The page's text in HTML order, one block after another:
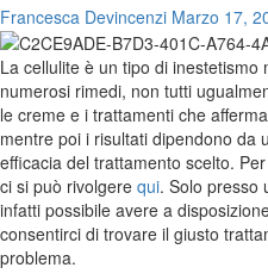
Francesca Devincenzi Marzo 17,
La cellulite è un tipo di inestetismo
numerosi rimedi, non tutti
le creme e i trattamenti che
mentre poi i risultati dipendono da
efficacia del trattamento scelto.
ci si può rivolgere qui. Solo presso
infatti possibile avere a
consentirci di trovare il giusto
problema.